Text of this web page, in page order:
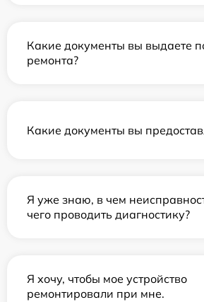
Какие документы вы выдаете
ремонта?
Какие документы вы
Я уже знаю, в чем
чего проводить диагностику?
Я хочу, чтобы мое устройство
ремонтировали при мне.